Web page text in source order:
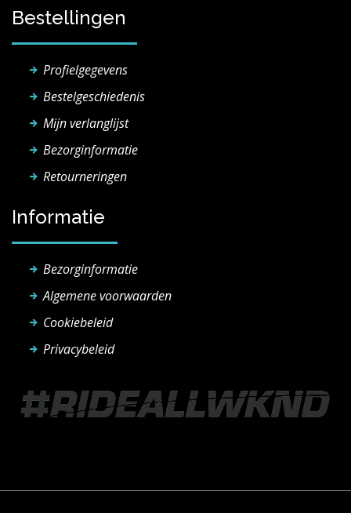
Bestellingen
Profielgegevens
Bestelgeschiedenis
Mijn verlanglijst
Bezorginformatie
Retourneringen
Informatie
Bezorginformatie
Algemene voorwaarden
Cookiebeleid
Privacybeleid